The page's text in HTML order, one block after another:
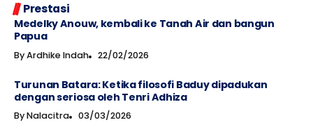
Prestasi
Medelky Anouw, kembali ke Tanah Air dan bangun
Papua
ByArdhike Indah 22/02/2026
Turunan Batara: Ketika filosofi Baduy dipadukan
dengan seriosa oleh Tenri Adhiza
ByNalacitra 03/03/2026